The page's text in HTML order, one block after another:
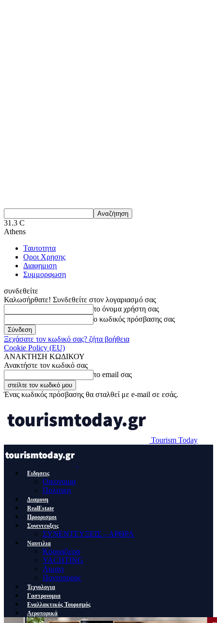
31.3 C
Athens
Ταυτοτητα
Οροι Χρησης
Διαφημιση
Συμμορφωση
συνδεθείτε
Καλωσήρθατε! Συνδεθείτε στον λογαριασμό σας
το όνομα χρήστη σας
ο κωδικός πρόσβασης σας
Ξεχάσατε τον κωδικό σας? ζήτα βοήθεια
Cookie Policy (EU)
ΑΝΑΚΤΗΣΗ ΚΩΔΙΚΟΥ
Ανακτήστε τον κωδικό σας
το email σας
Ένας κωδικός πρόσβασης θα σταλθεί με e-mail σε εσάς.
Tourism Today
Ειδησεις
Οικονομια
Πολιτικη
Διαμονη
RealEstate
Προορισμοι
Συνεντευξεις
ΣΥΝΕΝΤΕΥΞΕΙΣ – ΑΡΘΡΑ
Ναυτιλια
Κρουαζιερα
YACHTING
Λιμανι
Ποντοπορος
Τεχνολογια
Γαστρονομια
Εναλλακτικός Τουρισμός
Αεροπορικά